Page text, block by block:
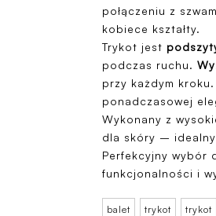
połączeniu z
kobiece kształty.
Trykot jest
podczas ruchu.
przy każdym
ponadczasowej
Wykonany z
dla skóry –
Perfekcyjny wybór
funkcjonalności i
balet trykot trykot